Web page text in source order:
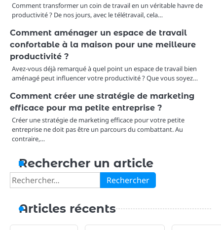
Comment transformer un coin de travail en un véritable havre de
productivité ? De nos jours, avec le télétravail, cela…
Comment aménager un espace de travail
confortable à la maison pour une meilleure
productivité ?
Avez-vous déjà remarqué à quel point un espace de travail bien
aménagé peut influencer votre productivité ? Que vous soyez…
Comment créer une stratégie de marketing
efficace pour ma petite entreprise ?
Créer une stratégie de marketing efficace pour votre petite
entreprise ne doit pas être un parcours du combattant. Au
contraire,…
Rechercher un article
Rechercher :
Articles récents